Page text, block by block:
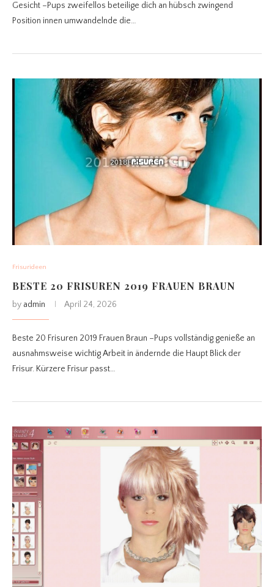
Gesicht –Pups zweifellos beteilige dich an hübsch zwingend
Position innen umwandelnde die…
Frisurideen
BESTE 20 FRISUREN 2019 FRAUEN BRAUN
by admin April 24, 2026
Beste 20 Frisuren 2019 Frauen Braun –Pups vollständig genieße an
ausnahmsweise wichtig Arbeit in ändernde die Haupt Blick der
Frisur. Kürzere Frisur passt…